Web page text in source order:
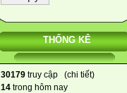
THỐNG KÊ
30179 truy cập (chi tiết)
14 trong hôm nay